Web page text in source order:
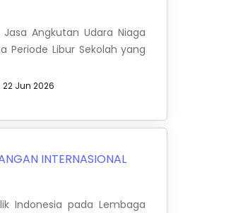
Angkutan Udara Niaga
Periode Libur Sekolah yang
22 Jun 2026
INTERNASIONAL
Indonesia pada Lembaga